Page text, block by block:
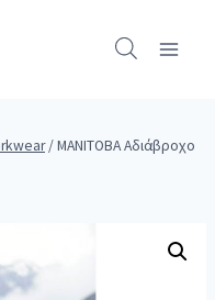
/MANITOBA Αδιάβροχο